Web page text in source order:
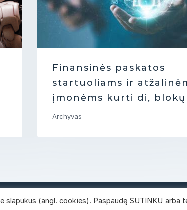
Finansinės paskatos
startuoliams ir
įmonėms kurti di, blokų
grandinės technologijų,
Archyvas
(angl. cookies). Paspaudę SUTINKU arba